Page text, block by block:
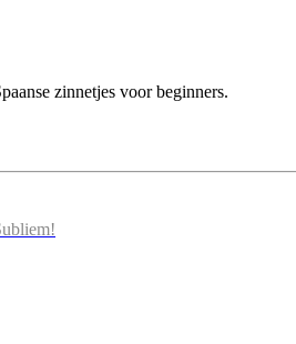
zinnetjes voor beginners.